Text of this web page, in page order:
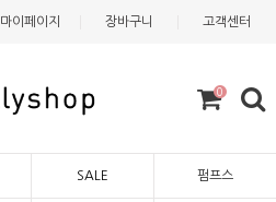
마이페이지 장바구니 고객센터
0
SALE 펌프스